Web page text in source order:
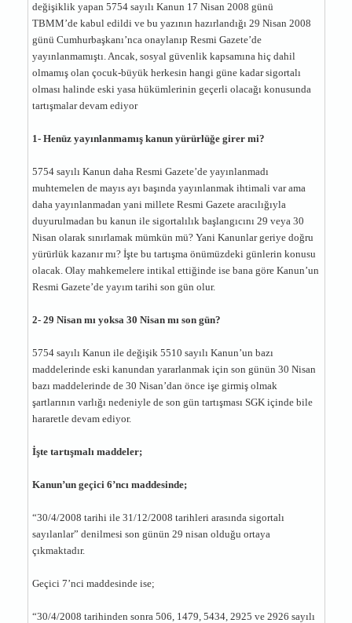
değişiklik yapan 5754 sayılı Kanun 17 Nisan 2008 günü
TBMM’de kabul edildi ve bu yazının hazırlandığı 29 Nisan 2008
günü Cumhurbaşkanı’nca onaylanıp Resmi Gazete’de
yayınlanmamıştı. Ancak, sosyal güvenlik kapsamına hiç dahil
olmamış olan çocuk-büyük herkesin hangi güne kadar sigortalı
olması halinde eski yasa hükümlerinin geçerli olacağı konusunda
tartışmalar devam ediyor
1- Henüz yayınlanmamış kanun yürürlüğe girer mi?
5754 sayılı Kanun daha Resmi Gazete’de yayınlanmadı
muhtemelen de mayıs ayı başında yayınlanmak ihtimali var ama
daha yayınlanmadan yani millete Resmi Gazete aracılığıyla
duyurulmadan bu kanun ile sigortalılık başlangıcını 29 veya 30
Nisan olarak sınırlamak mümkün mü? Yani Kanunlar geriye doğru
yürürlük kazanır mı? İşte bu tartışma önümüzdeki günlerin konusu
olacak. Olay mahkemelere intikal ettiğinde ise bana göre Kanun’un
Resmi Gazete’de yayım tarihi son gün olur.
2- 29 Nisan mı yoksa 30 Nisan mı son gün?
5754 sayılı Kanun ile değişik 5510 sayılı Kanun’un bazı
maddelerinde eski kanundan yararlanmak için son günün 30 Nisan
bazı maddelerinde de 30 Nisan’dan önce işe girmiş olmak
şartlarının varlığı nedeniyle de son gün tartışması SGK içinde bile
hararetle devam ediyor.
İşte tartışmalı maddeler;
Kanun’un geçici 6’ncı maddesinde;
“30/4/2008 tarihi ile 31/12/2008 tarihleri arasında sigortalı
sayılanlar” denilmesi son günün 29 nisan olduğu ortaya
çıkmaktadır.
Geçici 7’nci maddesinde ise;
“30/4/2008 tarihinden sonra 506, 1479, 5434, 2925 ve 2926 sayılı